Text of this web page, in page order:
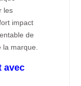
les
impact
de
marque.
avec